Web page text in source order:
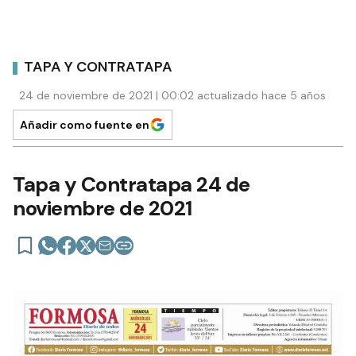
TAPA Y CONTRATAPA
24 de noviembre de 2021 | 00:02 actualizado hace 5 años
Añadir como fuente en
Tapa y Contratapa 24 de
noviembre de 2021